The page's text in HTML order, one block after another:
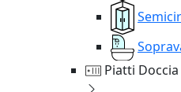
Piatti Doccia